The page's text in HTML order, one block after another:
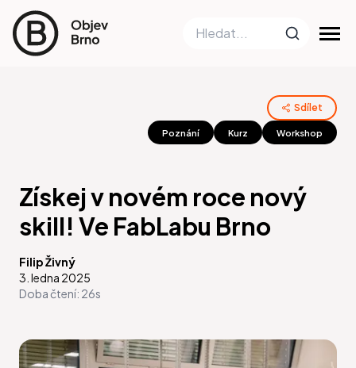
Sdílet
Poznání Kurz Workshop
Získej v novém roce nový
skill! Ve FabLabu Brno
Filip Živný
3. ledna 2025
Doba čtení: 26s